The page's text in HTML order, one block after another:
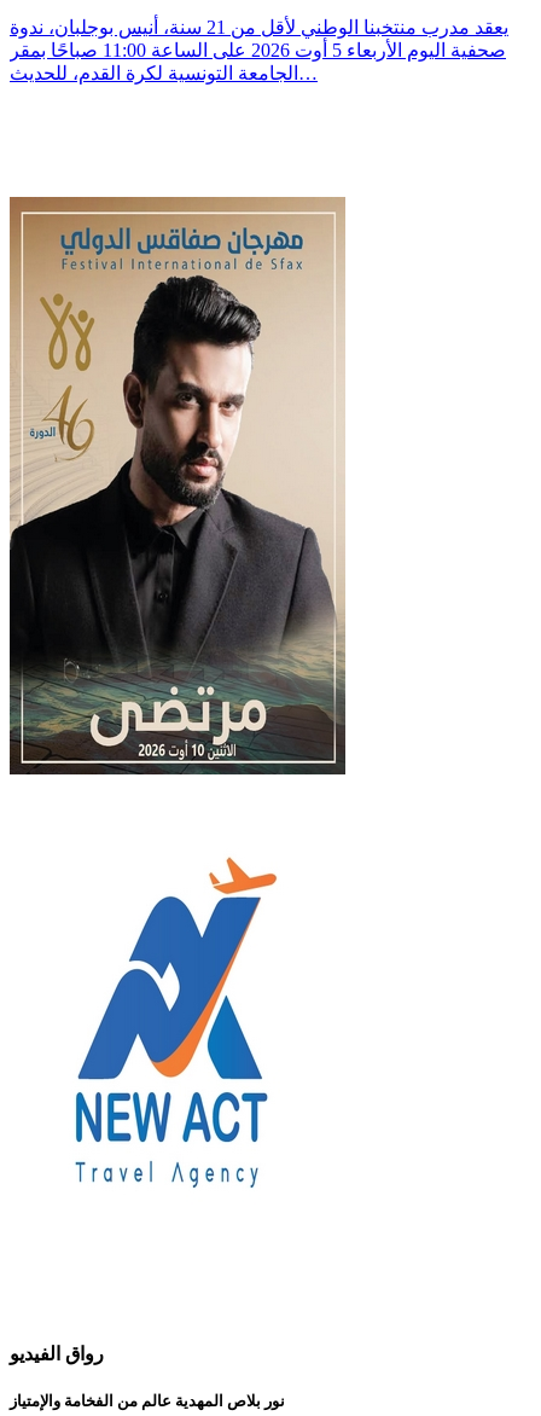
يعقد مدرب منتخبنا الوطني لأقل من 21 سنة، أنيس بوجلبان، ندوة
صحفية اليوم الأربعاء 5 أوت 2026 على الساعة 11:00 صباحًا بمقر
الجامعة التونسية لكرة القدم، للحديث…
رواق الفيديو
نور بلاص المهدية عالم من الفخامة والإمتياز